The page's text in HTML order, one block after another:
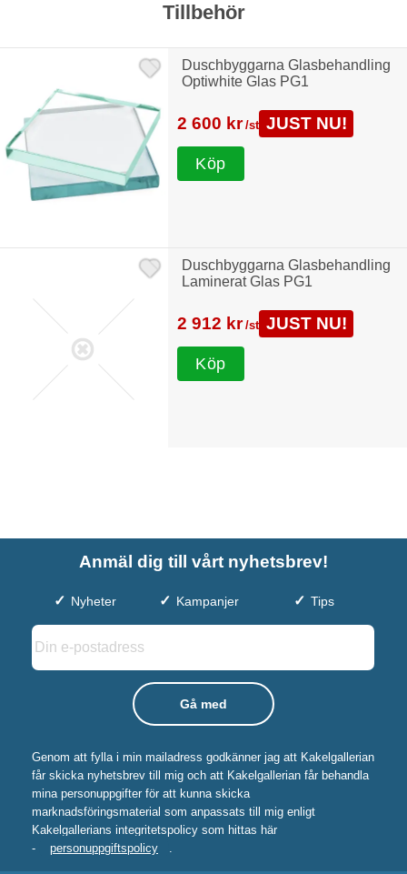
Tillbehör
Duschbyggarna Glasbehandling
Optiwhite Glas PG1
2 600 kr /st JUST NU!
Köp
Duschbyggarna Glasbehandling
Laminerat Glas PG1
2 912 kr /st JUST NU!
Köp
Anmäl dig till vårt nyhetsbrev!
Nyheter Kampanjer Tips
Genom att fylla i min mailadress godkänner jag att Kakelgallerian
får skicka nyhetsbrev till mig och att Kakelgallerian får behandla
mina personuppgifter för att kunna skicka
marknadsföringsmaterial som anpassats till mig enligt
Kakelgallerians integritetspolicy som hittas här
-
personuppgiftspolicy .